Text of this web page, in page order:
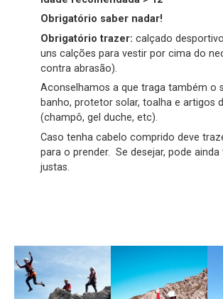
Obrigatório saber nadar!
Obrigatório trazer: calçado
uns calções para vestir por cima do
contra abrasão).
Aconselhamos a que traga também o
banho, protetor solar, toalha e artigos
(champô, gel duche, etc).
Caso tenha cabelo comprido deve
para o prender. Se desejar, pode ainda
justas.